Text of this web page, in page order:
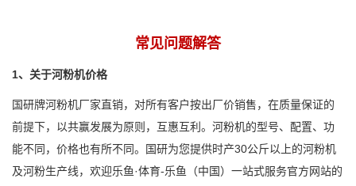
常见问题解答
1、关于河粉机价格
国研牌河粉机厂家直销，对所有客户按出厂价销售，在质量保证的
前提下，以共赢发展为原则，互惠互利。河粉机的型号、配置、功
能不同，价格也有所不同。国研为您提供时产30公斤以上的河粉机
及河粉生产线，欢迎乐鱼·体育-乐鱼（中国）一站式服务官方网站的